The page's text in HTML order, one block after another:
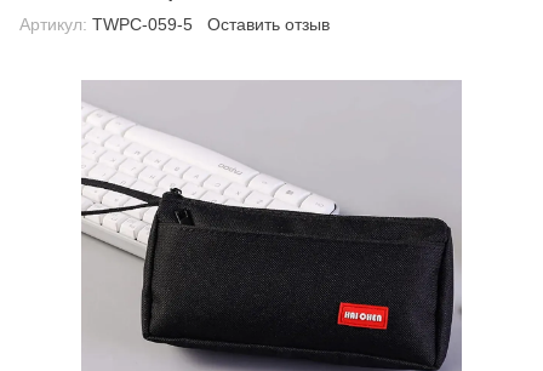
Артикул: TWPC-059-5 Оставить отзыв